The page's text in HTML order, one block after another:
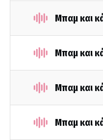
Μπαμ και
Μπαμ και
Μπαμ και
Μπαμ και